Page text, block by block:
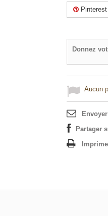
Pinterest
Donnez
Aucun
Partager